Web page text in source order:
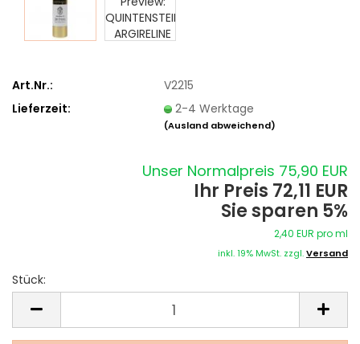
Art.Nr.:
V2215
Lieferzeit:
2-4 Werktage
(Ausland abweichend)
Unser Normalpreis 75,90 EUR
Ihr Preis 72,11 EUR
Sie sparen 5%
2,40 EUR pro ml
inkl. 19% MwSt. zzgl.Versand
Stück: